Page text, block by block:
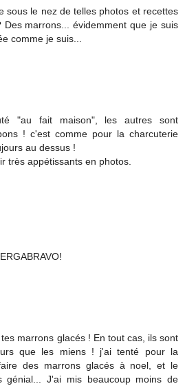
sous le nez de telles photos et recettes
marrons... évidemment que je suis
comme je suis...
"au fait maison", les autres sont
! c'est comme pour la charcuterie
au dessus !
très appétissants en photos.
marrons glacés ! En tout cas, ils sont
que les miens ! j'ai tenté pour la
des marrons glacés à noel, et le
génial... J'ai mis beaucoup moins de